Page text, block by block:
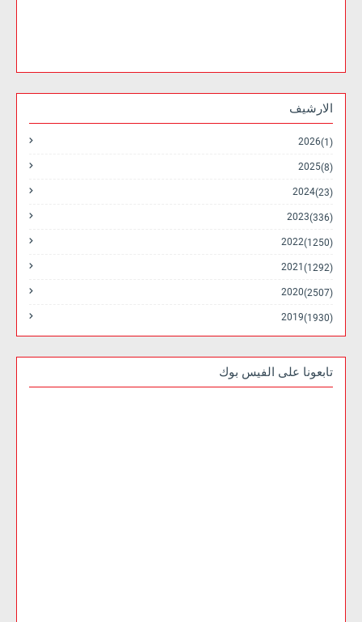
الارشيف
2026 (1)
2025 (8)
2024 (23)
2023 (336)
2022 (1250)
2021 (1292)
2020 (2507)
2019 (1930)
تابعونا على الفيس بوك